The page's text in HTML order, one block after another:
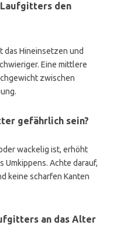
den
das Hineinsetzen und
Eine mittlere
zwischen
gefährlich sein?
wackelig ist, erhöht
Umkippens. Achte darauf,
keine scharfen Kanten
an das Alter